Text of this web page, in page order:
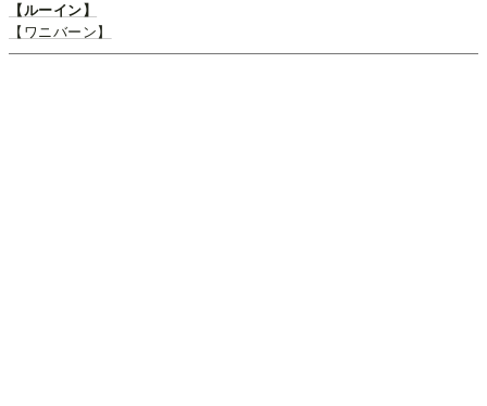
【ルーイン】
【ワニバーン】